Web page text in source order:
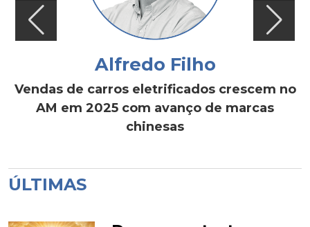
Alfredo Filho
Vendas de carros eletrificados crescem no
AM em 2025 com avanço de marcas
chinesas
ÚLTIMAS